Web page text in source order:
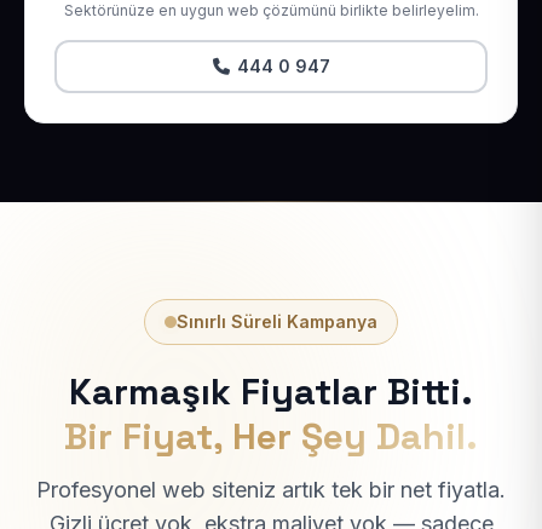
Sektörünüze en uygun web çözümünü birlikte belirleyelim.
444 0 947
Sınırlı Süreli Kampanya
Karmaşık Fiyatlar Bitti.
Bir Fiyat, Her Şey Dahil.
Profesyonel web siteniz artık tek bir net fiyatla.
Gizli ücret yok, ekstra maliyet yok — sadece